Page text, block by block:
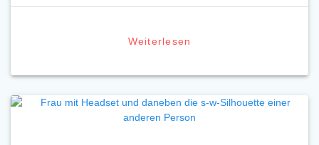
Weiterlesen